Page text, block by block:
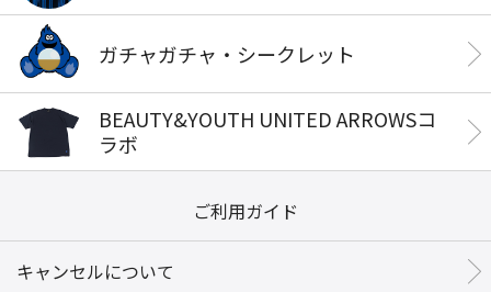
ガチャガチャ・シークレット
BEAUTY&YOUTH UNITED ARROWSコ
ラボ
ご利用ガイド
キャンセルについて